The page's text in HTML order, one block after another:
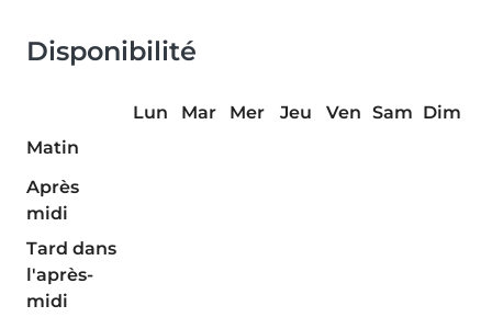
Disponibilité
Lun Mar Mer Jeu Ven Sam Dim
Matin
Après
midi
Tard dans
l'après-
midi